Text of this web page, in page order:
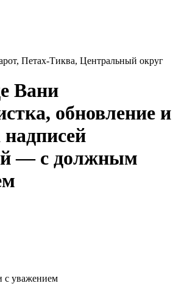
Петах-Тиква, Центральный округ
Вани
обновление и
— с должным
с уважением